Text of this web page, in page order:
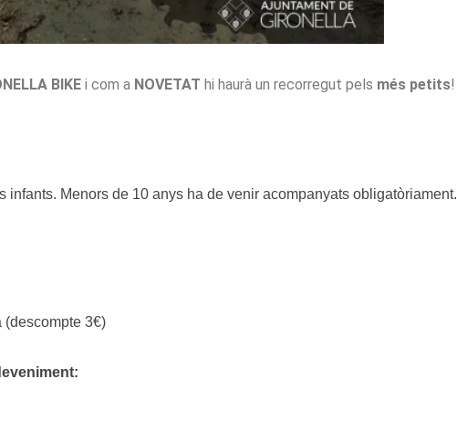
BIKE i com a NOVETAT hi haurà un recorregut pels més petits!
infants. Menors de 10 anys ha de venir acompanyats obligatòriament.
(descompte 3€)